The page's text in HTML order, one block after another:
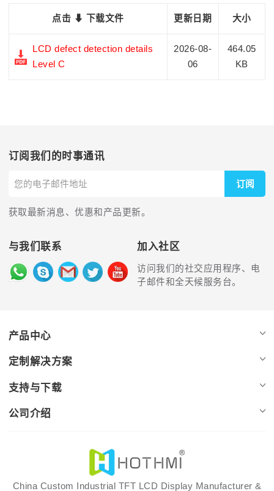
点击 ⬇ 下载文件 更新日期 大小
LCD defect detection details
Level C
2026-08-
06
464.05
KB
订阅我们的时事通讯
订阅
获取最新消息、优惠和产品更新。
与我们联系 加入社区
访问我们的社交应用程序、电
子邮件和全天候服务台。
产品中心
定制解决方案
支持与下载
公司介绍
China Custom Industrial TFT LCD Display Manufacturer &